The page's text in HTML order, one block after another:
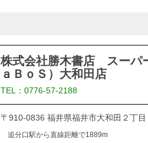
株式会社勝木書店 スーパ
ａＢｏＳ）大和田店
TEL：0776-57-2188
〒910-0836 福井県福井市大和田２丁目
追分口駅から直線距離で1889m